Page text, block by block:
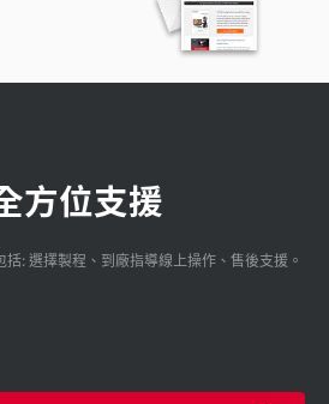
方位支援
括: 選擇製程、到廠指導線上操作、售後支援。